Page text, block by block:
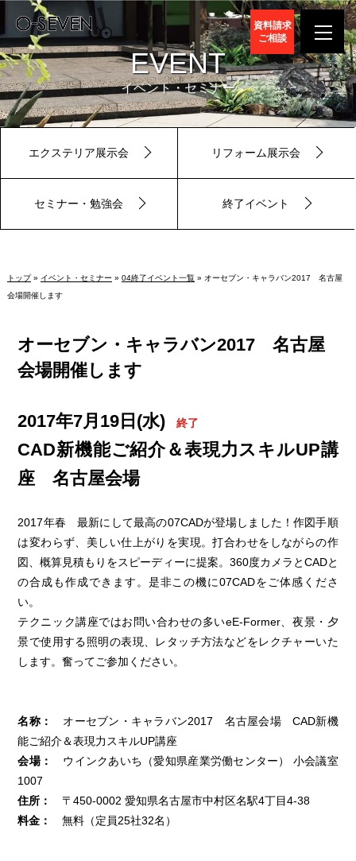
資料請求
ご相談
EVENT
イベント・セミナー
エクステリア展示会 リフォーム展示会
セミナー・勉強会 終了イベント
トップ» イベント・セミナー » 04終了イベント一覧» オーセブン・キャラバン2017 名古屋
会場開催します
オーセブン・キャラバン2017 名古屋
会場開催します
2017年7月19日(水) 終了
CAD新機能ご紹介＆表現力スキルUP講
座 名古屋会場
2017年春 最新にして最高の07CADが登場しました！作図手順
は変わらず、美しい仕上がりを実現。打合わせをしながらの作
図、概算見積もりをスピーディーに提案。360度カメラとCADと
の合成も作成できます。是非この機に07CADをご体感くださ
い。
テクニック講座ではお問い合わせの多いeE-Former、夜景・夕
景で使用する照明の表現、レタッチ方法などをレクチャーいた
します。奮ってご参加ください。
名称： オーセブン・キャラバン2017 名古屋会場 CAD新機
能ご紹介＆表現力スキルUP講座
会場：
ウインクあいち（愛知県産業労働センター） 小会議室
1007
住所： 〒450-0002 愛知県名古屋市中村区名駅4丁目4-38
料金：
無料（定員25社32名）